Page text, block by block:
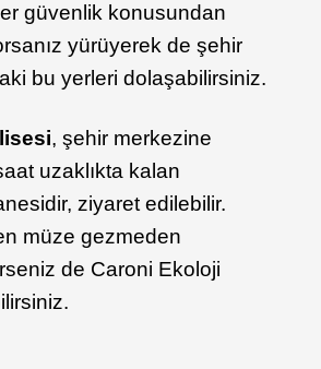
güvenlik konusundan
yürüyerek de şehir
bu yerleri dolaşabilirsiniz.
, şehir merkezine
uzaklıkta kalan
ziyaret edilebilir.
müze gezmeden
de Caroni Ekoloji